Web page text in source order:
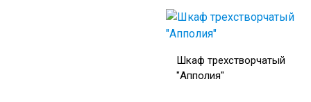
Шкаф трехстворчатый
"Апполия"